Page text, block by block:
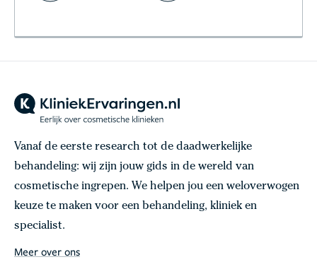
Vanaf de eerste research tot de daadwerkelijke
behandeling: wij zijn jouw gids in de wereld van
cosmetische ingrepen. We helpen jou een weloverwogen
keuze te maken voor een behandeling, kliniek en
specialist.
Meer over ons